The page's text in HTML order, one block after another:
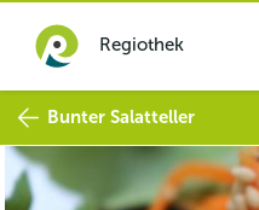
Regiothek
Bunter Salatteller